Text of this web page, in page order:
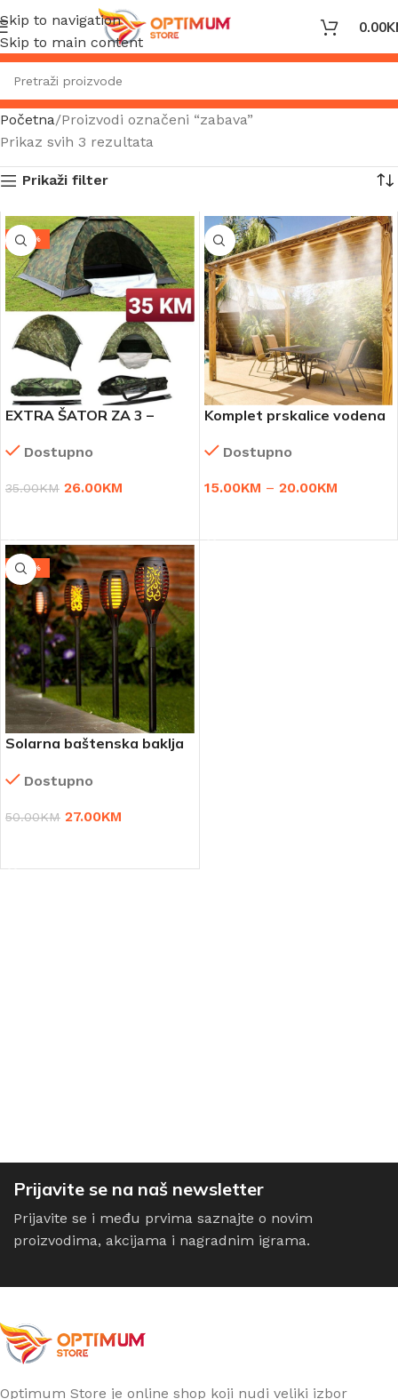
Skip to navigation
Skip to main content
0.00
Početna Proizvodi označeni “zabava”
Prikaz svih 3 rezultata
Prikaži filter
-26%
EXTRA ŠATOR ZA 3 –
Dostupno
35.00KM 26.00KM
Komplet prskalice vodena
Dostupno
15.00KM – 20.00KM
-46%
Solarna baštenska baklja
Dostupno
50.00KM 27.00KM
Prijavite se na naš newsletter
Prijavite se i među prvima saznajte o novim
proizvodima, akcijama i nagradnim igrama.
Optimum Store je online shop koji nudi veliki izbor